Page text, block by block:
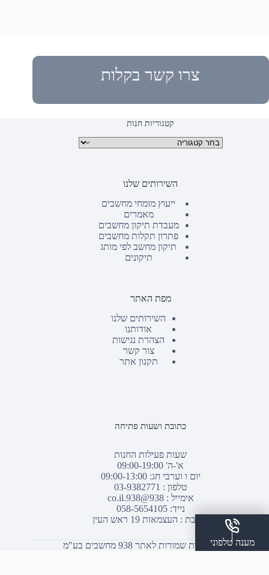
צרו קשר בקלות
קטגוריות חנות
קטגוריות מוצרים
השירותים שלנו
ייעוץ מומחי מחשבים
מאמרים
מעבדת תיקון מחשבים
פתרון תקלות מחשבים
תיקון מחשב לפי מותג
תיקונים
מפת האתר
השירותים שלנו
אודותנו
הצהרת נגישות
צור קשר
תקנון אתר
כתובת ושעות פתיחה
שעות פעילות החנות
א'-ה' 09:00-19:00
יום ו וערבי חג: 09:00-13:00
טלפון : 03-9382771
אימייל :938@938.co.il
נייד: 058-5654105
כתובת : העצמאות 19 ראש העין
© כל הזכויות שמורות לאתר 938 מחשבים בע"מ
מענה טלפוני